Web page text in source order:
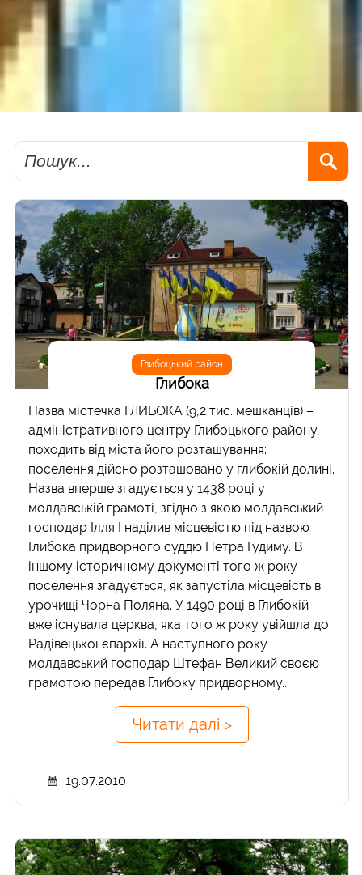
Пошук
Глибоцький район
Глибока
Назва містечка ГЛИБОКА (9,2 тис. мешканців) –
адміністративного центру Глибоцького району,
походить від міста його розташування:
поселення дійсно розташовано у глибокій долині.
Назва вперше згадується у 1438 році у
молдавській грамоті, згідно з якою молдавський
господар Ілля І наділив місцевістю під назвою
Глибока придворного суддю Петра Гудиму. В
іншому історичному документі того ж року
поселення згадується, як запустіла місцевість в
урочищі Чорна Поляна. У 1490 році в Глибокій
вже існувала церква, яка того ж року увійшла до
Радівецької єпархії. А наступного року
молдавський господар Штефан Великий своєю
грамотою передав Глибоку придворному...
Читати далі >
19.07.2010